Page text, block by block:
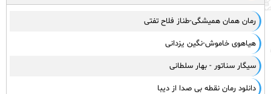
رمان همان همیشگی-طناز فلاح تفتی
هیاهوی خاموش-نگین یزدانی
سیگار سناتور - بهار سلطانی
دانلود رمان نقطه بی صدا از دیبا